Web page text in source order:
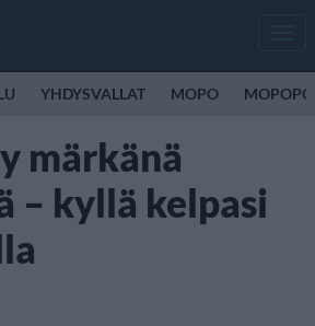
YHDYSVALLAT MOPO
märkänä
– kyllä kelpasi